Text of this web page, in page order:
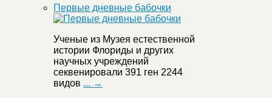
Первые дневные бабочки
Ученые из Музея естественной
истории Флориды и других
научных учреждений
секвенировали 391 ген 2244
видов ... →